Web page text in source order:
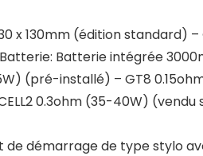
x 130mm (édition standard)
Batterie intégrée
(pré-installé) – GT8
0.3ohm (35-40W) (vendu
de démarrage de type stylo